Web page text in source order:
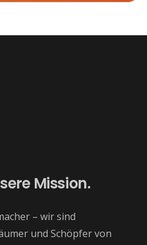
Mission.
– wir sind
und Schöpfer von